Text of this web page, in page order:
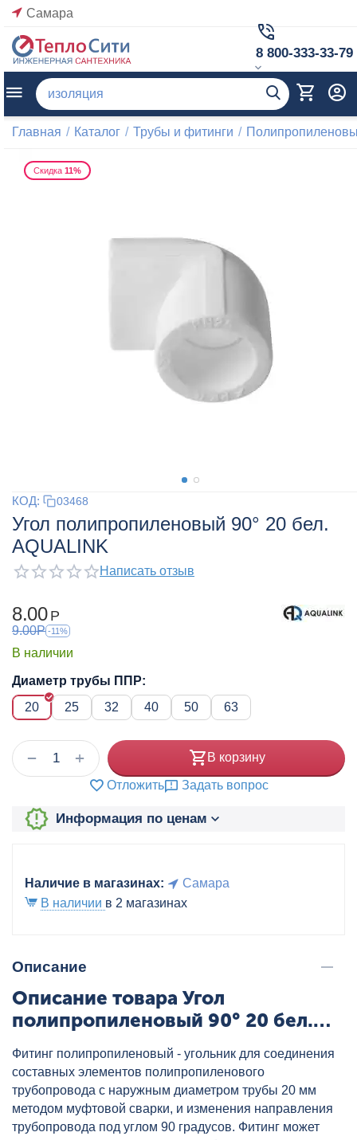
Самара
8 800-333-33-79
Главная / Каталог / Трубы и фитинги /
Скидка 11%
КОД: 03468
Угол полипропиленовый 90° 20 бел.
AQUALINK
Написать отзыв
8.00 Р
9.00Р -11%
В наличии
Диаметр трубы ППР:
20
25 32 40 50 63
+
− В корзину
Отложить Задать вопрос
Информация по ценам
Наличие в магазинах:
Самара
В наличии в 2 магазинах
Описание
Описание товара Угол
полипропиленовый 90° 20 бел.
AQUALINK, артикул: 03468
Фитинг полипропиленовый - угольник для соединения
составных элементов полипропиленового
трубопровода с наружным диаметром трубы 20 мм
методом муфтовой сварки, и изменения направления
трубопровода под углом 90 градусов. Фитинг может